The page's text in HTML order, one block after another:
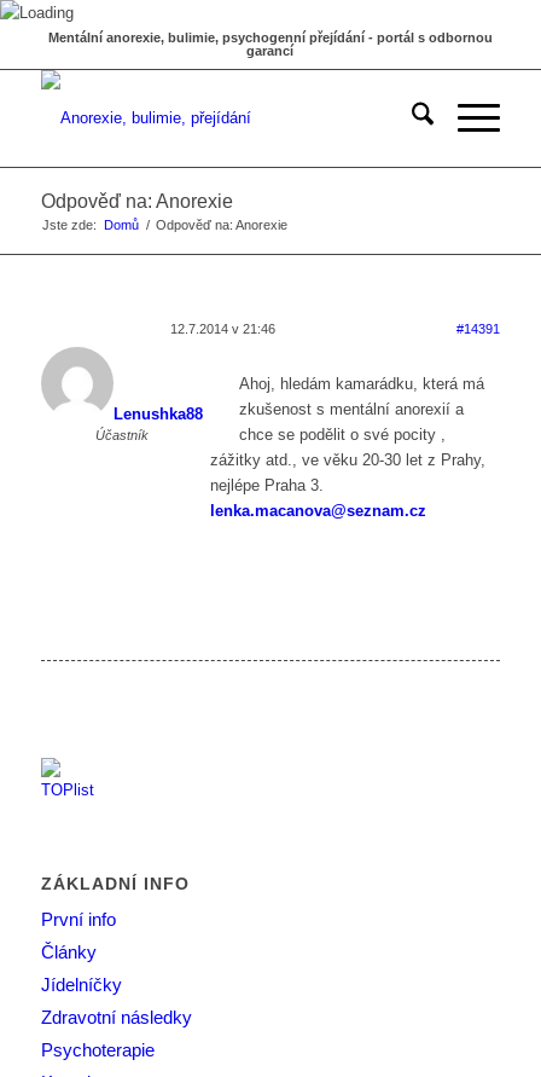
Mentální anorexie, bulimie, psychogenní přejídání - portál s odbornou
garancí
Odpověď na: Anorexie
Jste zde: Domů / Odpověď na: Anorexie
12.7.2014 v 21:46 #14391
Lenushka88
Účastník
Ahoj, hledám kamarádku, která má
zkušenost s mentální anorexií a
chce se podělit o své pocity ,
zážitky atd., ve věku 20-30 let z Prahy,
nejlépe Praha 3.
lenka.macanova@seznam.cz
ZÁKLADNÍ INFO
První info
Články
Jídelníčky
Zdravotní následky
Psychoterapie